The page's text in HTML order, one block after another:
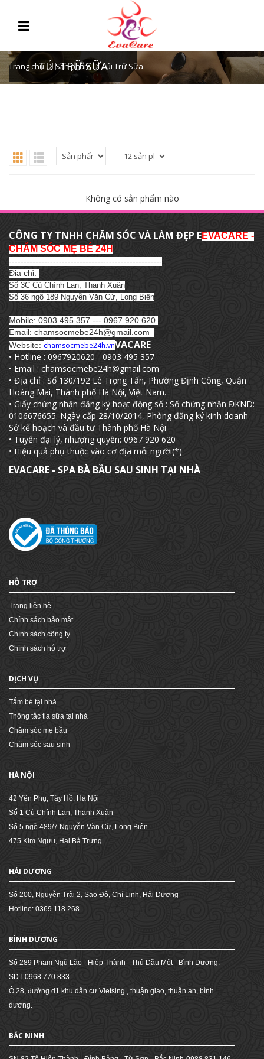
Trang chủ Sản phẩm Túi Trữ Sữa
TÚI TRỮ SỮA
Không có sản phẩm nào
CÔNG TY TNHH CHĂM SÓC VÀ LÀM ĐẸP EEVACARE -
CHĂM SÓC MẸ BÉ 24H
----------------------------------------------------
Địa chỉ:
Số 3C Cù Chính Lan, Thanh Xuân
Số 36 ngõ 189 Nguyễn Văn Cừ, Long Biên
Mobile: 0903.495.357 --- 0967.920.620
Email: chamsocmebe24h@gmail.com
Website: chamsocmebe24h.vnVACARE
• Hotline : 0967920620 - 0903 495 357
• Email : chamsocmebe24h@gmail.com
• Địa chỉ : Số 130/192 Lê Trọng Tấn, Phường Định Công, Quận
Hoàng Mai, Thành phố Hà Nội, Việt Nam.
• Giấy chứng nhận đăng ký hoạt động số : Số chứng nhận ĐKND:
0106676655. Ngày cấp 28/10/2014, Phòng đăng ký kinh doanh -
Sở kế hoạch và đầu tư Thành phố Hà Nội
• Tuyển đại lý, nhượng quyền: 0967 920 620
• Hiệu quả phụ thuộc vào cơ địa mỗi người(*)
EVACARE - SPA BÀ BẦU SAU SINH TẠI NHÀ
----------------------------------------------------
HỖ TRỢ
Trang liên hệ
Chính sách bảo mật
Chính sách công ty
Chính sách hỗ trợ
DỊCH VỤ
Tắm bé tại nhà
Thông tắc tia sữa tại nhà
Chăm sóc mẹ bầu
Chăm sóc sau sinh
HÀ NỘI
42 Yên Phụ, Tây Hồ, Hà Nội
Số 1 Cù Chính Lan, Thanh Xuân
Số 5 ngõ 489/7 Nguyễn Văn Cừ, Long Biên
475 Kim Ngưu, Hai Bà Trưng
HẢI DƯƠNG
Số 200, Nguyễn Trãi 2, Sao Đỏ, Chí Linh, Hải Dương
Hotline: 0369.118 268
BÌNH DƯƠNG
Số 289 Phạm Ngũ Lão - Hiệp Thành - Thủ Dầu Một - Bình Dương.
SDT 0968 770 833
Ô 28, đường d1 khu dân cư Vietsing , thuận giao, thuận an, bình
dương.
BẮC NINH